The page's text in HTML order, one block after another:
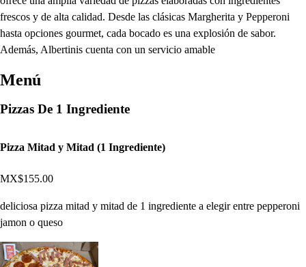
frescos y de alta calidad. Desde las clásicas Margherita y Pepperoni
hasta opciones gourmet, cada bocado es una explosión de sabor.
Además, Albertinis cuenta con un servicio amable
Menú
Pizzas De 1 Ingrediente
Pizza Mitad y Mitad (1 Ingrediente)
MX$155.00
deliciosa pizza mitad y mitad de 1 ingrediente a elegir entre pepperoni
jamon o queso